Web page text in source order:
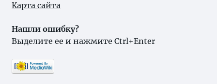
Карта сайта
Нашли ошибку?
Выделите ее и нажмите Ctrl+Enter